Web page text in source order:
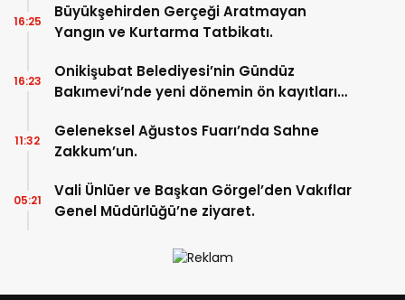
Büyükşehirden Gerçeği Aratmayan
Yangın ve Kurtarma Tatbikatı.
16:25
Onikişubat Belediyesi’nin Gündüz
Bakımevi’nde yeni dönemin ön kayıtları
16:23
Geleneksel Ağustos Fuarı’nda Sahne
Zakkum’un.
11:32
Vali Ünlüer ve Başkan Görgel’den Vakıflar
Genel Müdürlüğü’ne ziyaret.
05:21